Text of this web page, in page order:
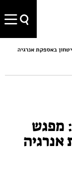
להשכלה גבוהה: מפגש מס' 37: ביטחון באספקת אנרגיה
מפגש
אנרגיה